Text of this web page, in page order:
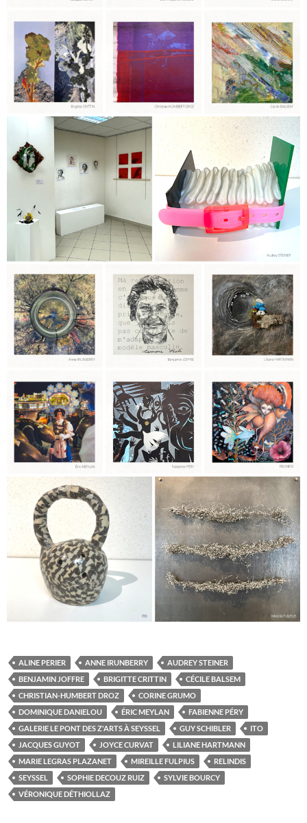
ALINE PERIER ANNE IRUNBERRY
AUDREY STEINER
BENJAMIN JOFFRE
BRIGITTE CRITTIN
CÉCILE BALSEM
CHRISTIAN-HUMBERT DROZ
CORINE GRUMO
DOMINIQUE DANIELOU
ÉRIC MEYLAN
FABIENNE PÉRY
GALERIE LE PONT DES Z'ARTS À SEYSSEL
GUY SCHIBLER
ITO
JACQUES GUYOT
JOYCE CURVAT
LILIANE HARTMANN
MARIE LEGRAS PLAZANET
MIREILLE FULPIUS
RELINDIS
SEYSSEL
SOPHIE DECOUZ RUIZ
SYLVIE BOURCY
VÉRONIQUE DÉTHIOLLAZ